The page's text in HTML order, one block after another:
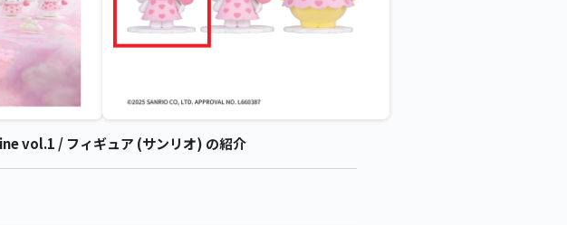
vol.1 / フィギュア (サンリオ) の紹介